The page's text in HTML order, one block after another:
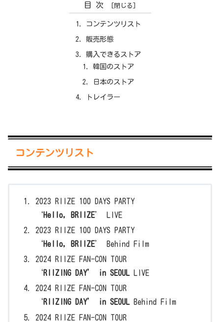
目次
コンテンツリスト
販売形態
購入できるストア
韓国のストア
日本のストア
トレイラー
コンテンツリスト
2023 RIIZE 100 DAYS PARTY
‘Hello, BRIIZE’ LIVE
2023 RIIZE 100 DAYS PARTY
‘Hello, BRIIZE’ Behind Film
2024 RIIZE FAN-CON TOUR
‘RIIZING DAY’ in SEOUL LIVE
2024 RIIZE FAN-CON TOUR
‘RIIZING DAY’ in SEOUL Behind Film
2024 RIIZE FAN-CON TOUR